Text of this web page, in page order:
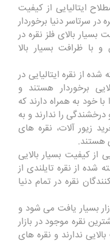
ایتالیایی از کیفیت
در سرتاسر دنیا برخوردار
بالای فلز نقره در
ظرافت بسیار بالا
از نقره ایتالیایی در
برخوردار هستند و
خود به همراه دارند که
درخشندگی را ندارند و به
زیور آلات، نقره های
هستند.
از کیفیت بسیار بالایی
شده از نقره تایلندی از
نقره در تمام دنیا
بسیار یافت می شود و
نقره موجود در بازار
ندارند و نقره های